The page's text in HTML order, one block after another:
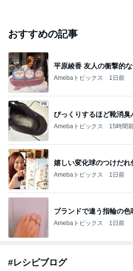
おすすめの記事
平原綾香 友人の衝撃的
Amebaトピックス 1日前
びっくりするほど靴消臭
Amebaトピックス 15時間
嬉しい変化球のつけだれ
Amebaトピックス 1日前
ブランドで違う指輪の色
Amebaトピックス 1日前
#レシピブログ